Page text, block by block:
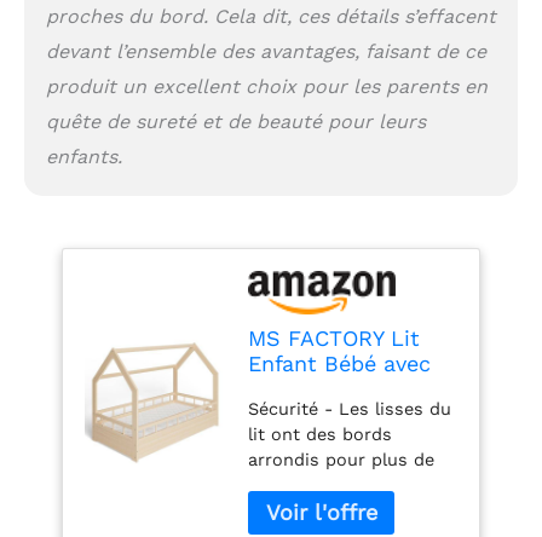
enfant! Résistance
pouvez vous allonger à
côté de votre petit sans
vous inquiéter, grâce à
recouverte de peintures
hypoallergéniques à
base d'eau, quasiment
inodores. Votre bébé
peut dormir
proches du bord. Cela dit, ces détails s’effacent
devant l’ensemble des avantages, faisant de ce
produit un excellent choix pour les parents en
quête de sureté et de beauté pour leurs
enfants.
MS FACTORY Lit
Enfant Bébé avec
80x160 cm - Lit en
Massif Cabane avec
Protection Anti-
retombée, Barrière
Sécurité - Style
Sécurité - Les lisses du
lit ont des bords
arrondis pour plus de
utilisation plus sûre.